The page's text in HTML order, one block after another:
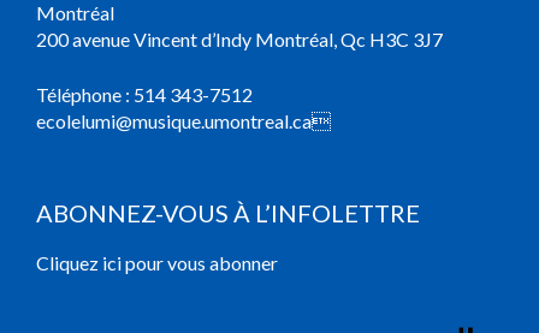
Montréal
200 avenue Vincent d’Indy Montréal, Qc H3C 3J7
Téléphone : 514 343-7512
ecolelumi@musique.umontreal.ca
ABONNEZ-VOUS À L’INFOLETTRE
Cliquez ici pour vous abonner